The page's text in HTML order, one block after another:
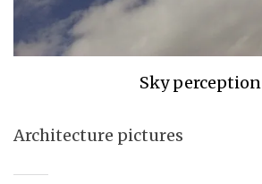
Sky perception
Architecture pictures